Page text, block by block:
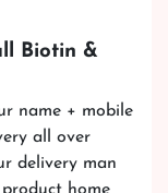
Biotin &
name + mobile
all over
delivery man
home